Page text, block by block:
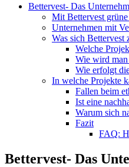
Bettervest- Das
Mit Bettervest
Unternehmen mit
Was sich Bettervest
Welche
Wie wird
Wie erfolgt
In welche Projekte
Fallen beim
Ist eine
Warum sich
Fazit
FAQ:
Bettervest- Das